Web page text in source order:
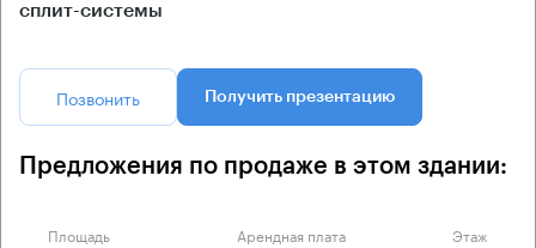
сплит-системы
Позвонить Получить презентацию
Предложения по продаже в этом здании:
Площадь Арендная плата Этаж